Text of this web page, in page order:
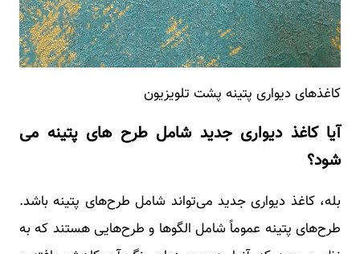
کاغذهای دیواری پتینه پشت تلویزیون
آیا کاغذ دیواری جدید شامل طرح های پتینه می
شود؟
بله، کاغذ دیواری جدید می‌تواند شامل طرح‌های پتینه باشد.
طرح‌های پتینه عموماً شامل الگوها و طرح‌هایی هستند که به